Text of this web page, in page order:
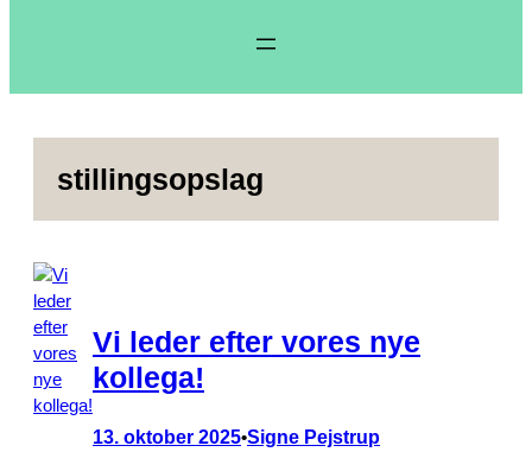
stillingsopslag
Vi leder efter vores nye
kollega!
13. oktober 2025•Signe Pejstrup